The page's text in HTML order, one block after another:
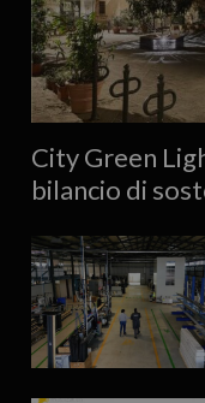
City Green
bilancio di